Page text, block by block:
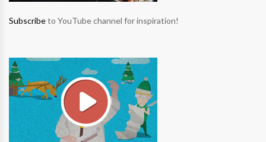
Subscribeto YouTube channel for inspiration!